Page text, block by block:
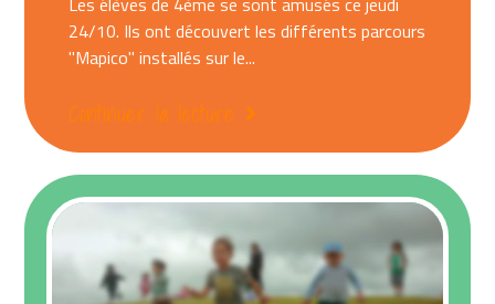
24/10. Ils ont découvert les différents parcours
"Mapico" installés sur le...
Continuer la lecture